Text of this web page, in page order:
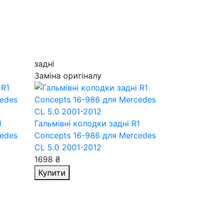
задні
Заміна оригіналу
Гальмівні колодки задні R1
Concepts 16-986 для Mercedes
CL 5.0 2001-2012
1698 ₴
Купити